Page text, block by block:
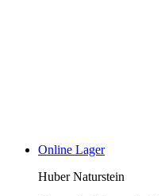
Online Lager
Huber Naturstein